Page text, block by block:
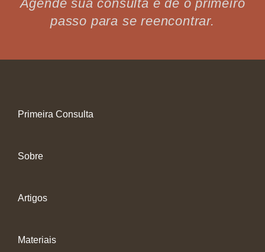
Agende sua consulta e dê o primeiro
passo para se reencontrar.
Primeira Consulta
Sobre
Artigos
Materiais